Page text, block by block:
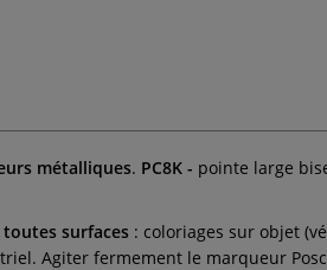
métalliques. PC8K - pointe large
toutes surfaces : coloriages sur objet
Agiter fermement le marqueur